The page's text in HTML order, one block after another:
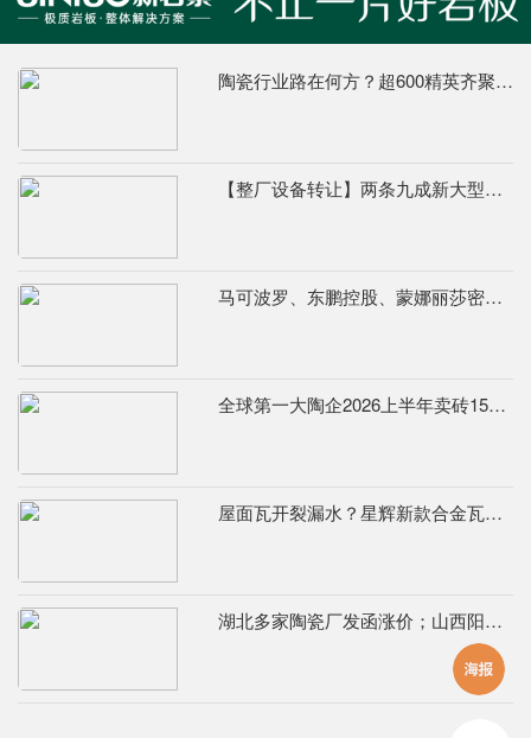
陶瓷行业路在何方？超600精英齐聚陶业年度思想盛会，樊纲、何乾、龙建刚献智破局
【整厂设备转让】两条九成新大型辊道窑
马可波罗、东鹏控股、蒙娜丽莎密集发布公告，合计新获28项专利
全球第一大陶企2026上半年卖砖155.7亿元，瓷砖净利润9.8亿元
屋面瓦开裂漏水？星辉新款合金瓦从源头解决
湖北多家陶瓷厂发函涨价；山西阳城现有15家陶瓷厂，过去两年火热技改